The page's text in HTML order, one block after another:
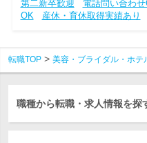
第二新卒歓迎
電話問い合わせ
OK
産休・育休取得実績あり
転職TOP 美容・ブライダル・ホテ
職種から転職・求人情報を探